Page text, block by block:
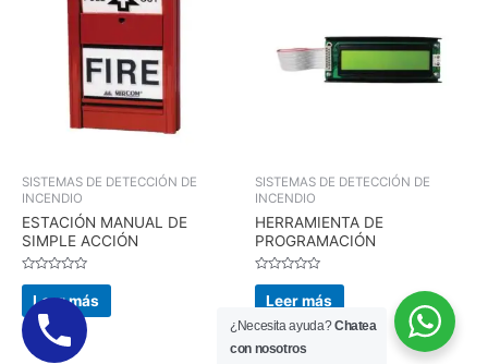
SISTEMAS DE DETECCIÓN DE
INCENDIO
ESTACIÓN MANUAL DE
SIMPLE ACCIÓN
Valorado
en
de
5
Leer más
SISTEMAS DE DETECCIÓN DE
INCENDIO
HERRAMIENTA DE
PROGRAMACIÓN
Valorado
en
0
5
Leer más
¿Necesita ayuda?Chatea
con nosotros